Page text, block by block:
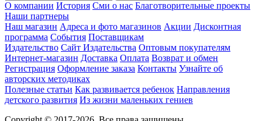
О компании История Сми о нас Благотворительные проекты
Наши партнеры
Наш магазин Адреса и фото магазинов Акции Дисконтная
программа События Поставщикам
Издательство Сайт Издательства Оптовым покупателям
Интернет-магазин Доставка Оплата Возврат и обмен
Регистрация Оформление заказа Контакты Узнайте об
авторских методиках
Полезные статьи Как развивается ребенок Направления
детского развития Из жизни маленьких гениев